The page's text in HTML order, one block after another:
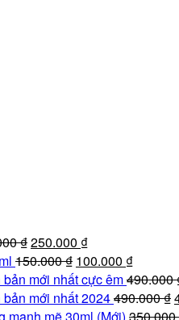
₫Giá
gốc
là:
290.000 ₫.
250.000 ₫Giá
hiện
tại
là:
250.000 ₫.
150.000₫ Giá
gốc
là:
150.000 ₫.
100.000 ₫Giá
hiện
tại
là:
mới nhất cực êm490.000
mới nhất 2024490.000₫